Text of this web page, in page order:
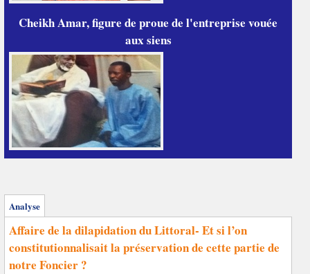
Cheikh Amar, figure de proue de l'entreprise vouée
aux siens
Analyse
Affaire de la dilapidation du Littoral- Et si l’on
constitutionnalisait la préservation de cette partie de
notre Foncier ?